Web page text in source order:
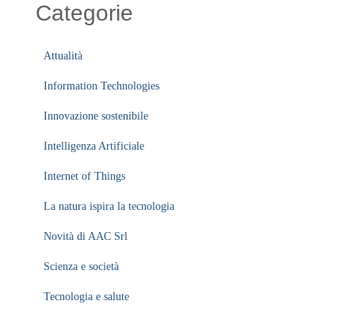
Categorie
Attualità
Information Technologies
Innovazione sostenibile
Intelligenza Artificiale
Internet of Things
La natura ispira la tecnologia
Novità di AAC Srl
Scienza e società
Tecnologia e salute